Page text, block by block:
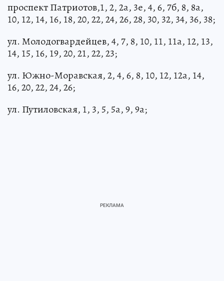
проспект Патриотов,1, 2, 2а, 3е, 4, 6, 7б, 8, 8а,
10, 12, 14, 16, 18, 20, 22, 24, 26, 28, 30, 32, 34, 36, 38;
ул. Молодогвардейцев, 4, 7, 8, 10, 11, 11а, 12, 13,
14, 15, 16, 19, 20, 21, 22, 23;
ул. Южно-Моравская, 2, 4, 6, 8, 10, 12, 12а, 14,
16, 20, 22, 24, 26;
ул. Путиловская, 1, 3, 5, 5а, 9, 9а;